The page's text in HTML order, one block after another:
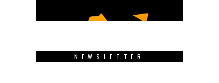
NEWSLETTER